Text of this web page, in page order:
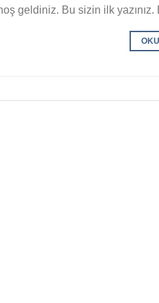
geldiniz. Bu sizin ilk